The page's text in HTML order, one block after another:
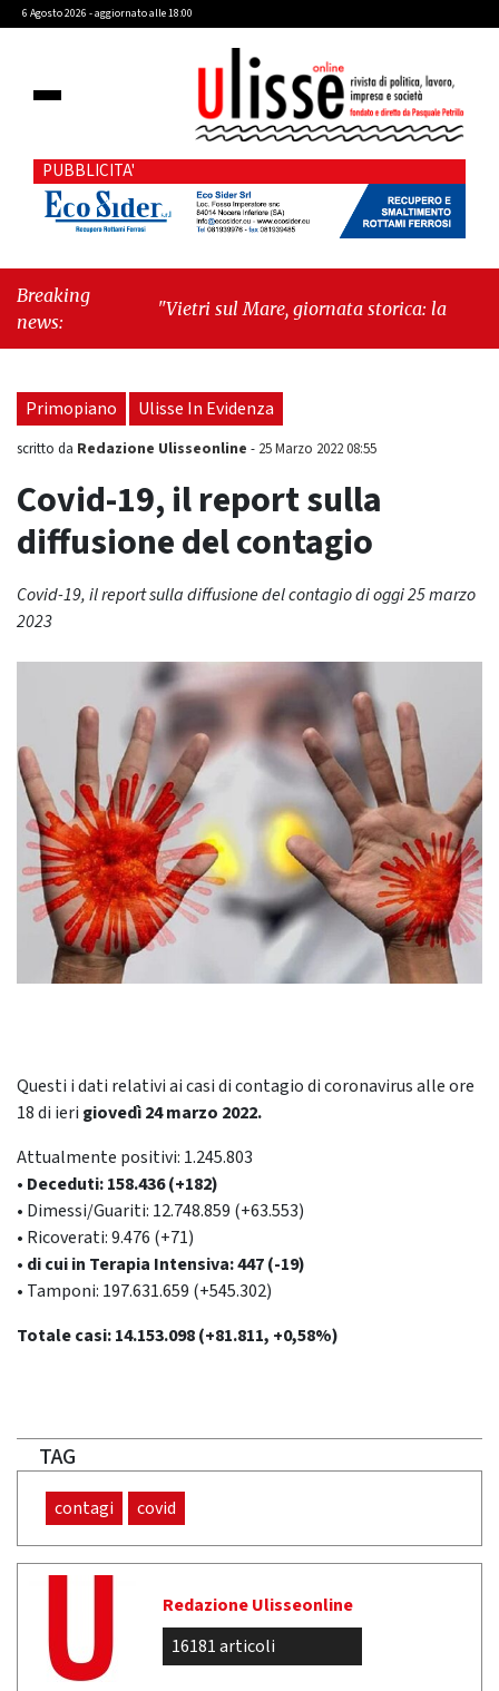
6 Agosto 2026 - aggiornato alle 18:00
PUBBLICITA'
Breaking
news:
"Vietri sul Mare, giornata storica: la ceramica
Primopiano Ulisse In Evidenza
scritto da Redazione Ulisseonline - 25 Marzo 2022 08:55
Covid-19, il report sulla
diffusione del contagio
Covid-19, il report sulla diffusione del contagio di oggi 25 marzo
2023
Questi i dati relativi ai casi di contagio di coronavirus alle ore
18 di ieri giovedì 24 marzo 2022.
Attualmente positivi: 1.245.803
• Deceduti: 158.436 (+182)
• Dimessi/Guariti: 12.748.859 (+63.553)
• Ricoverati: 9.476 (+71)
• di cui in Terapia Intensiva: 447 (-19)
• Tamponi: 197.631.659 (+545.302)
Totale casi: 14.153.098 (+81.811, +0,58%)
TAG
contagi covid
Redazione Ulisseonline
16181 articoli